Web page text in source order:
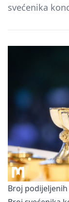
svećenika
Broj podijeljenih